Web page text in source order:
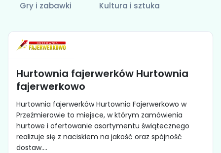
Gry i zabawki Kultura i sztuka
Hurtownia fajerwerków Hurtownia
fajerwerkowo
Hurtownia fajerwerków Hurtownia Fajerwerkowo w
Przeźmierowie to miejsce, w którym zamówienia
hurtowe i ofertowanie asortymentu świątecznego
realizuje się z naciskiem na jakość oraz spójność
dostaw....